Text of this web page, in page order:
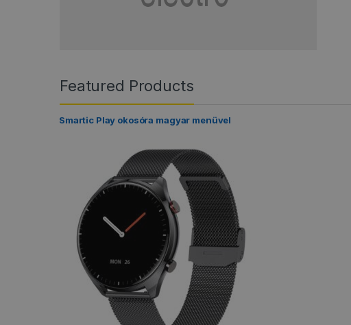
Featured Products
Smartic Play okosóra magyar menüvel